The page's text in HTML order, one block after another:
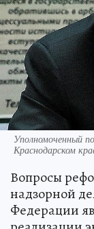
Уполномоченный
Краснодарском
Вопросы
надзорной
Федерации